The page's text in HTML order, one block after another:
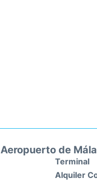
Aeropuerto de
Terminal
Alquiler